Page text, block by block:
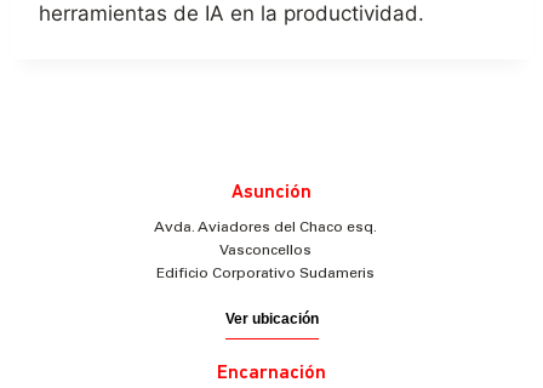
herramientas de IA en la productividad.
Asunción
Avda. Aviadores del Chaco esq.
Vasconcellos
Edificio Corporativo Sudameris
Ver ubicación
Encarnación